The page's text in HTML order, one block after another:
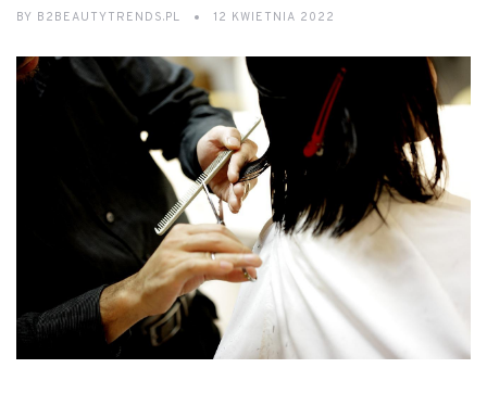
BY B2BEAUTYTRENDS.PL 12 KWIETNIA 2022